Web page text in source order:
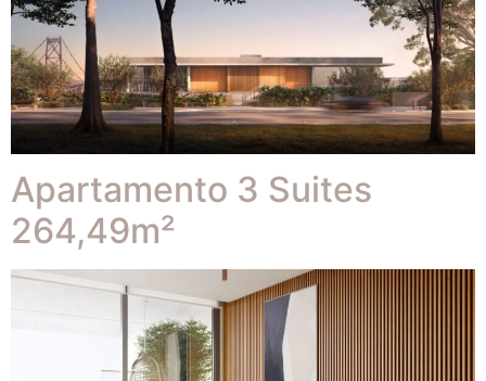
Apartamento 3 Suites
264,49m²